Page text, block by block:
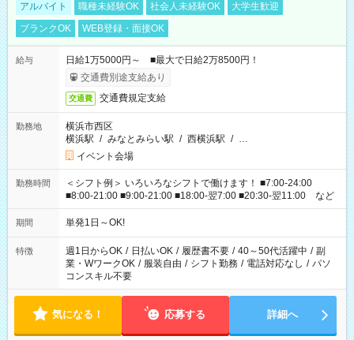
アルバイト 職種未経験OK 社会人未経験OK
大学生歓迎
ブランクOK
WEB登録・面接OK
給与
日給1万5000円～ ■最大で日給2万8500円！
交通費別途支給あり
交通費 交通費規定支給
勤務地
横浜市西区
横浜駅 / みなとみらい駅 / 西横浜駅 / …
イベント会場
勤務時間
＜シフト例＞ いろいろなシフトで働けます！ ■7:00-24:00
■8:00-21:00 ■9:00-21:00 ■18:00-翌7:00 ■20:30-翌11:00 など
期間 単発1日～OK!
特徴 週1日からOK / 日払いOK / 履歴書不要 / 40～50代活躍中 / 副
業・WワークOK / 服装自由 / シフト勤務 / 電話対応なし / パソ
コンスキル不要
気になる！ 応募する 詳細へ